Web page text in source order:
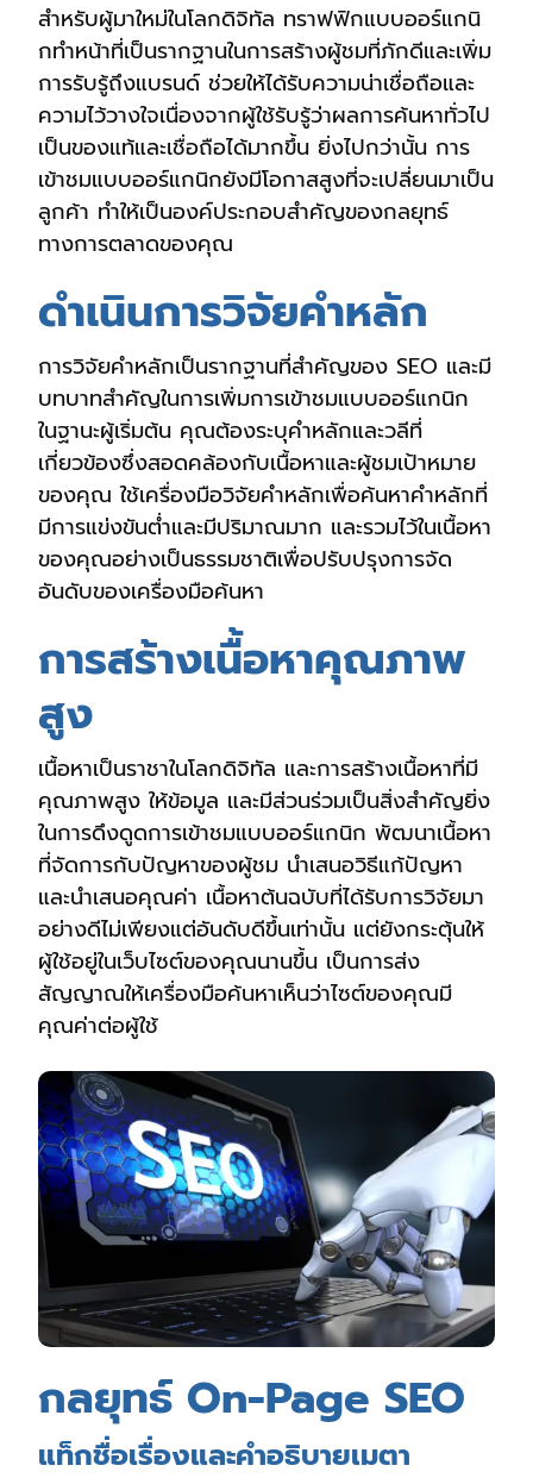
สำหรับผู้มาใหม่ในโลกดิจิทัล ทราฟฟิกแบบออร์แกนิ
กทำหน้าที่เป็นรากฐานในการสร้างผู้ชมที่ภักดีและเพิ่ม
การรับรู้ถึงแบรนด์ ช่วยให้ได้รับความน่าเชื่อถือและ
ความไว้วางใจเนื่องจากผู้ใช้รับรู้ว่าผลการค้นหาทั่วไป
เป็นของแท้และเชื่อถือได้มากขึ้น ยิ่งไปกว่านั้น การ
เข้าชมแบบออร์แกนิกยังมีโอกาสสูงที่จะเปลี่ยนมาเป็น
ลูกค้า ทำให้เป็นองค์ประกอบสำคัญของกลยุทธ์
ทางการตลาดของคุณ
ดำเนินการวิจัยคำหลัก
การวิจัยคำหลักเป็นรากฐานที่สำคัญของ SEO และมี
บทบาทสำคัญในการเพิ่มการเข้าชมแบบออร์แกนิก
ในฐานะผู้เริ่มต้น คุณต้องระบุคำหลักและวลีที่
เกี่ยวข้องซึ่งสอดคล้องกับเนื้อหาและผู้ชมเป้าหมาย
ของคุณ ใช้เครื่องมือวิจัยคำหลักเพื่อค้นหาคำหลักที่
มีการแข่งขันต่ำและมีปริมาณมาก และรวมไว้ในเนื้อหา
ของคุณอย่างเป็นธรรมชาติเพื่อปรับปรุงการจัด
อันดับของเครื่องมือค้นหา
การสร้างเนื้อหาคุณภาพ
สูง
เนื้อหาเป็นราชาในโลกดิจิทัล และการสร้างเนื้อหาที่มี
คุณภาพสูง ให้ข้อมูล และมีส่วนร่วมเป็นสิ่งสำคัญยิ่ง
ในการดึงดูดการเข้าชมแบบออร์แกนิก พัฒนาเนื้อหา
ที่จัดการกับปัญหาของผู้ชม นำเสนอวิธีแก้ปัญหา
และนำเสนอคุณค่า เนื้อหาต้นฉบับที่ได้รับการวิจัยมา
อย่างดีไม่เพียงแต่อันดับดีขึ้นเท่านั้น แต่ยังกระตุ้นให้
ผู้ใช้อยู่ในเว็บไซต์ของคุณนานขึ้น เป็นการส่ง
สัญญาณให้เครื่องมือค้นหาเห็นว่าไซต์ของคุณมี
คุณค่าต่อผู้ใช้
กลยุทธ์ On-Page SEO
แท็กชื่อเรื่องและคำอธิบายเมตา